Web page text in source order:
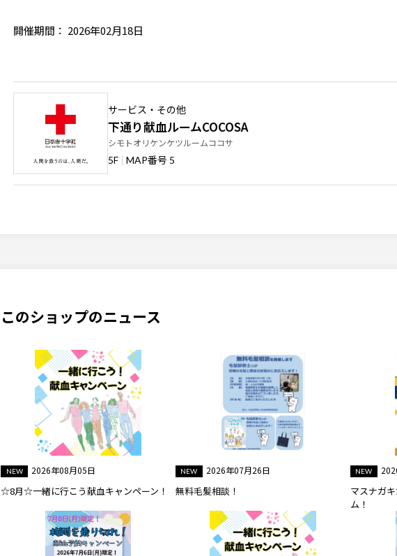
開催期間： 2026年02月18日
サービス・その他
下通り献血ルームCOCOSA
シモトオリケンケツルームココサ
5F
MAP番号 5
このショップのニュース
2026年08月05日
☆8月☆一緒に行こう献血キャンペーン！
2026年07月26日
無料毛髪相談！
マスナガ
ム！